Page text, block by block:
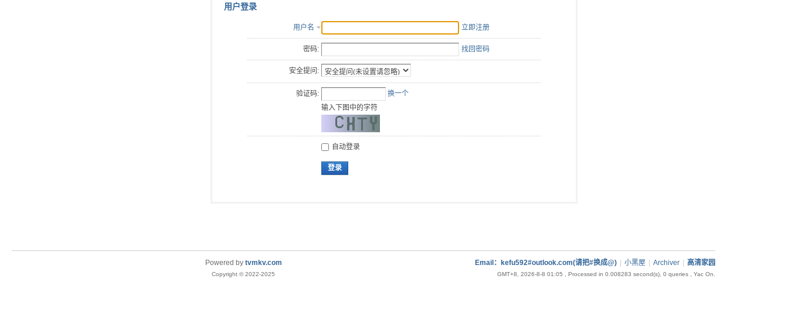
用户登录
用户名 立即注册
密码: 找回密码
安全提问:
验证码:
换一个
输入下图中的字符
自动登录
登录
Email：kefu592#outlook.com(请把#换成@) 小黑屋 Archiver 高清家园
GMT+8, 2026-8-8 01:05 , Processed in 0.008283 second(s), 0 queries , Yac On.
Powered by tvmkv.com
Copyright © 2022-2025